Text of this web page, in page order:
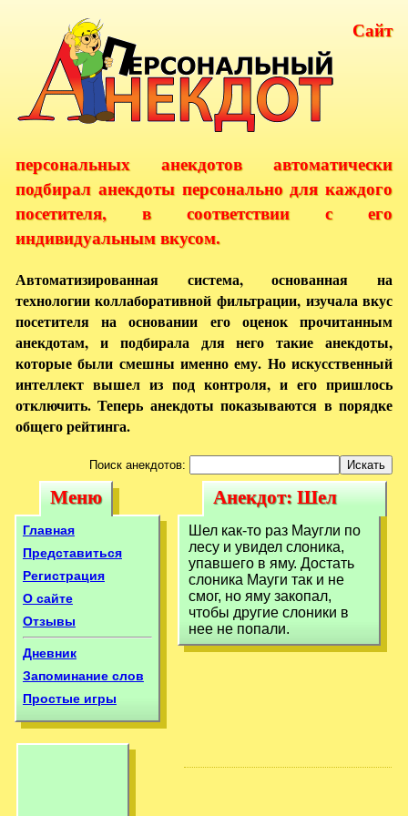
Сайт
персональных анекдотов автоматически
подбирал анекдоты персонально для каждого
посетителя, в соответствии с его
индивидуальным вкусом.
Автоматизированная система, основанная на
технологии коллаборативной фильтрации, изучала вкус
посетителя на основании его оценок прочитанным
анекдотам, и подбирала для него такие анекдоты,
которые были смешны именно ему. Но искусственный
интеллект вышел из под контроля, и его пришлось
отключить. Теперь анекдоты показываются в порядке
общего рейтинга.
Поиск анекдотов:
Меню
Меню
Главная
Представиться
Регистрация
О сайте
Отзывы
Дневник
Запоминание слов
Простые игры
Анекдот: Шел
как-то раз
Маугли по лесу
Анекдот: Шел
как-то раз Маугли
по лесу
Шел как-то раз Маугли по
лесу и увидел слоника,
упавшего в яму. Достать
слоника Мауги так и не
смог, но яму закопал,
чтобы другие слоники в
нее не попали.